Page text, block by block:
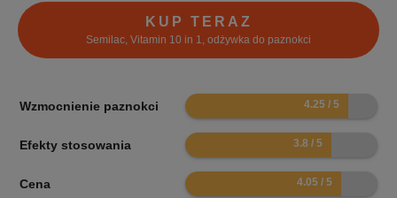
KUP TERAZ
Semilac, Vitamin 10 in 1, odżywka do paznokci
Wzmocnienie paznokci 8.5
Efekty stosowania 7.6
Cena 8.1